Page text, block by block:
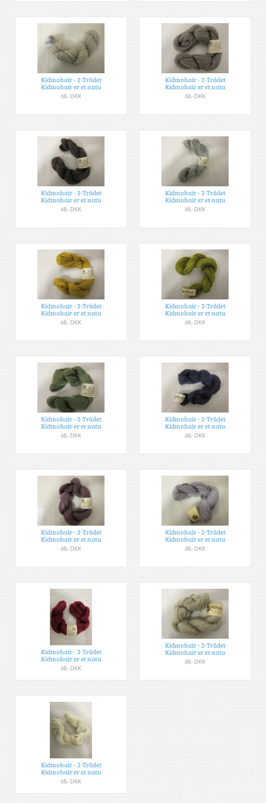
Kidmohair - 2-Trådet
Kidmohair er et natu
68,- DKK
Kidmohair - 2-Trådet
Kidmohair er et natu
68,- DKK
Kidmohair - 2-Trådet
Kidmohair er et natu
68,- DKK
Kidmohair - 2-Trådet
Kidmohair er et natu
68,- DKK
Kidmohair - 2-Trådet
Kidmohair er et natu
68,- DKK
Kidmohair - 2-Trådet
Kidmohair er et natu
68,- DKK
Kidmohair - 2-Trådet
Kidmohair er et natu
68,- DKK
Kidmohair - 2-Trådet
Kidmohair er et natu
68,- DKK
Kidmohair - 2-Trådet
Kidmohair er et natu
68,- DKK
Kidmohair - 2-Trådet
Kidmohair er et natu
68,- DKK
Kidmohair - 2-Trådet
Kidmohair er et natu
68,- DKK
Kidmohair - 2-Trådet
Kidmohair er et natu
68,- DKK
Kidmohair - 2-Trådet
Kidmohair er et natu
68,- DKK